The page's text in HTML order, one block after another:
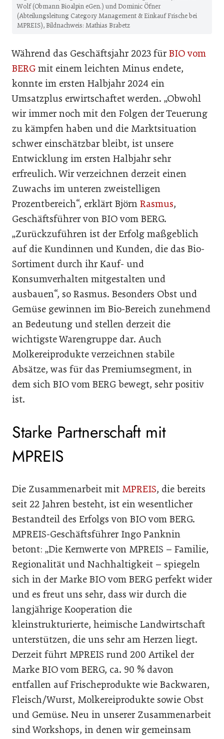
Wolf (Obmann Bioalpin eGen.) und Dominic Öfner
(Abteilungsleitung Category Management & Einkauf Frische bei
MPREIS), Bildnachweis: Mathias Brabetz
Während das Geschäftsjahr 2023 für BIO vom
BERG mit einem leichten Minus endete,
konnte im ersten Halbjahr 2024 ein
Umsatzplus erwirtschaftet werden. „Obwohl
wir immer noch mit den Folgen der Teuerung
zu kämpfen haben und die Marktsituation
schwer einschätzbar bleibt, ist unsere
Entwicklung im ersten Halbjahr sehr
erfreulich. Wir verzeichnen derzeit einen
Zuwachs im unteren zweistelligen
Prozentbereich“, erklärt Björn Rasmus,
Geschäftsführer von BIO vom BERG.
„Zurückzuführen ist der Erfolg maßgeblich
auf die Kundinnen und Kunden, die das Bio-
Sortiment durch ihr Kauf- und
Konsumverhalten mitgestalten und
ausbauen“, so Rasmus. Besonders Obst und
Gemüse gewinnen im Bio-Bereich zunehmend
an Bedeutung und stellen derzeit die
wichtigste Warengruppe dar. Auch
Molkereiprodukte verzeichnen stabile
Absätze, was für das Premiumsegment, in
dem sich BIO vom BERG bewegt, sehr positiv
ist.
Starke Partnerschaft mit
MPREIS
Die Zusammenarbeit mit MPREIS, die bereits
seit 22 Jahren besteht, ist ein wesentlicher
Bestandteil des Erfolgs von BIO vom BERG.
MPREIS-Geschäftsführer Ingo Panknin
betont: „Die Kernwerte von MPREIS – Familie,
Regionalität und Nachhaltigkeit – spiegeln
sich in der Marke BIO vom BERG perfekt wider
und es freut uns sehr, dass wir durch die
langjährige Kooperation die
kleinstrukturierte, heimische Landwirtschaft
unterstützen, die uns sehr am Herzen liegt.
Derzeit führt MPREIS rund 200 Artikel der
Marke BIO vom BERG, ca. 90 % davon
entfallen auf Frischeprodukte wie Backwaren,
Fleisch/Wurst, Molkereiprodukte sowie Obst
und Gemüse. Neu in unserer Zusammenarbeit
sind Workshops, in denen wir gemeinsam